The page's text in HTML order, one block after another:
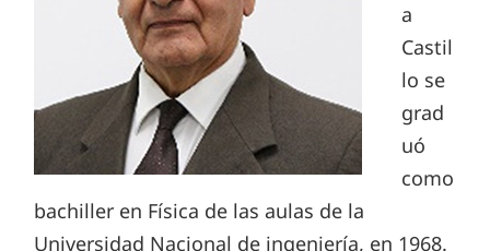
a
Castil
lo se
grad
uó
como
bachiller en Física de las aulas de la
Universidad Nacional de ingeniería, en 1968.